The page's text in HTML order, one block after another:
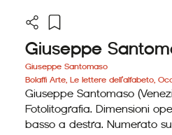
Giuseppe
Giuseppe Santomaso
Bolaffi Arte, Le lettere dell'alfabeto,
Giuseppe Santomaso
Fotolitografia. Dimensioni
basso a destra. Numerato